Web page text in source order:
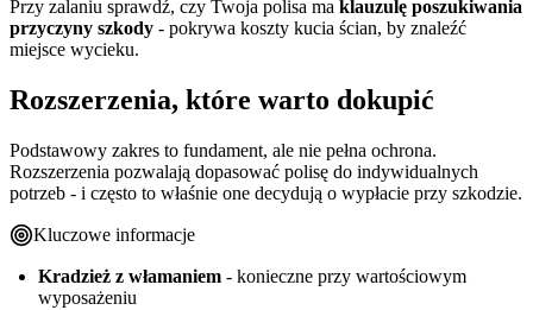
Przy zalaniu sprawdź, czy Twoja polisa ma klauzulę poszukiwania
przyczyny szkody - pokrywa koszty kucia ścian, by znaleźć
miejsce wycieku.
Rozszerzenia, które warto dokupić
Podstawowy zakres to fundament, ale nie pełna ochrona.
Rozszerzenia pozwalają dopasować polisę do indywidualnych
potrzeb - i często to właśnie one decydują o wypłacie przy szkodzie.
Kluczowe informacje
Kradzież z włamaniem - konieczne przy wartościowym
wyposażeniu